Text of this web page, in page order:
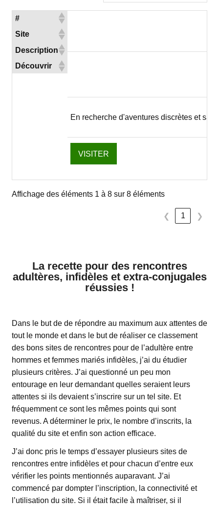
#
Site
Description
Découvrir
En recherche d'aventures discrètes et
VISITER
Affichage des éléments 1 à 8 sur 8 éléments
❮ 1 ❯
La recette pour des rencontres
adultères, infidèles et extra-conjugales
réussies !
Dans le but de de répondre au maximum aux attentes de
tout le monde et dans le but de réaliser ce classement
des bons sites de rencontres pour de l’adultère entre
hommes et femmes mariés infidèles, j’ai du étudier
plusieurs critères. J’ai questionné un peu mon
entourage en leur demandant quelles seraient leurs
attentes si ils devaient s’inscrire sur un tel site. Et
fréquemment ce sont les mêmes points qui sont
revenus. A déterminer le prix, le nombre d’inscrits, la
qualité du site et enfin son action efficace.
J’ai donc pris le temps d’essayer plusieurs sites de
rencontres entre infidèles et pour chacun d’entre eux
vérifier les points mentionnés auparavant. J’ai
commencé par dompter l’inscription, la connectivité et
l’utilisation du site. Si il était facile à maîtriser, si il